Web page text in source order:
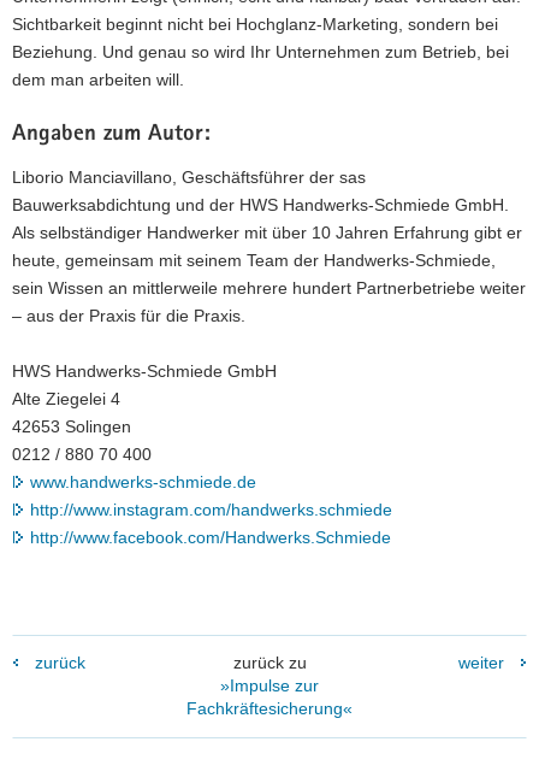
Sichtbarkeit beginnt nicht bei Hochglanz-Marketing, sondern bei
Beziehung. Und genau so wird Ihr Unternehmen zum Betrieb, bei
dem man arbeiten will.
Angaben zum Autor:
Liborio Manciavillano, Geschäftsführer der sas
Bauwerksabdichtung und der HWS Handwerks-Schmiede GmbH.
Als selbständiger Handwerker mit über 10 Jahren Erfahrung gibt er
heute, gemeinsam mit seinem Team der Handwerks-Schmiede,
sein Wissen an mittlerweile mehrere hundert Partnerbetriebe weiter
– aus der Praxis für die Praxis.
HWS Handwerks-Schmiede GmbH
Alte Ziegelei 4
42653 Solingen
0212 / 880 70 400
www.handwerks-schmiede.de
http://www.instagram.com/handwerks.schmiede
http://www.facebook.com/Handwerks.Schmiede
zurück
zurück zu
»Impulse zur
Fachkräftesicherung«
weiter